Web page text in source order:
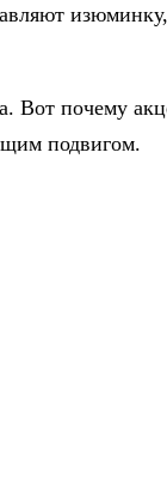
Вот почему
подвигом.